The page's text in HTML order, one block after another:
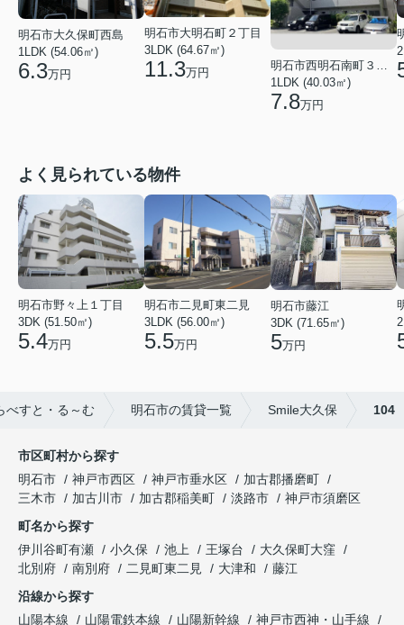
明石市大久保町西島
1LDK (54.06㎡)
6.3万円
明石市大明石町２丁目
3LDK (64.67㎡)
11.3万円
明石市西明石南町３丁目
1LDK (40.03㎡)
7.8万円
よく見られている物件
明石市野々上１丁目
3DK (51.50㎡)
5.4万円
明石市二見町東二見
3LDK (56.00㎡)
5.5万円
明石市藤江
3DK (71.65㎡)
5万円
べすと・る～む 明石市の賃貸一覧 Smile大久保 104
市区町村から探す
明石市
神戸市西区 神戸市垂水区
加古郡播磨町
三木市
加古川市 加古郡稲美町 淡路市
神戸市須磨区
町名から探す
伊川谷町有瀬
小久保 池上 王塚台
大久保町大窪
北別府
南別府 二見町東二見 大津和
藤江
沿線から探す
山陽本線
山陽電鉄本線 山陽新幹線
神戸市西神・山手線